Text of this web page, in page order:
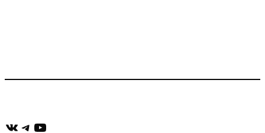
ВКонтакте
Telegram
YouTube